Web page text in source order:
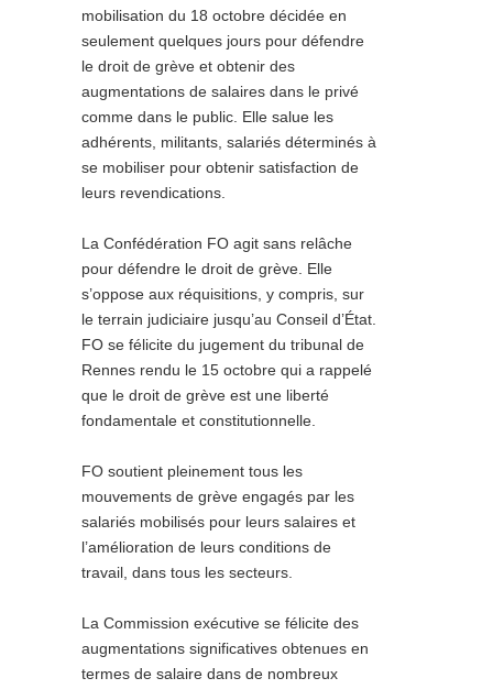
mobilisation du 18 octobre décidée en
seulement quelques jours pour défendre
le droit de grève et obtenir des
augmentations de salaires dans le privé
comme dans le public. Elle salue les
adhérents, militants, salariés déterminés à
se mobiliser pour obtenir satisfaction de
leurs revendications.
La Confédération FO agit sans relâche
pour défendre le droit de grève. Elle
s’oppose aux réquisitions, y compris, sur
le terrain judiciaire jusqu’au Conseil d’État.
FO se félicite du jugement du tribunal de
Rennes rendu le 15 octobre qui a rappelé
que le droit de grève est une liberté
fondamentale et constitutionnelle.
FO soutient pleinement tous les
mouvements de grève engagés par les
salariés mobilisés pour leurs salaires et
l’amélioration de leurs conditions de
travail, dans tous les secteurs.
La Commission exécutive se félicite des
augmentations significatives obtenues en
termes de salaire dans de nombreux